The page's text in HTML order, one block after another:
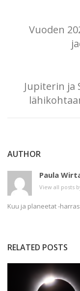
Vuoden
Jupiterin ja
AUTHOR
Paula
View all posts
Kuu ja planeetat -
RELATED POSTS